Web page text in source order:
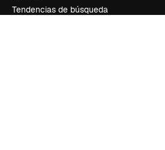
Tendencias de búsqueda